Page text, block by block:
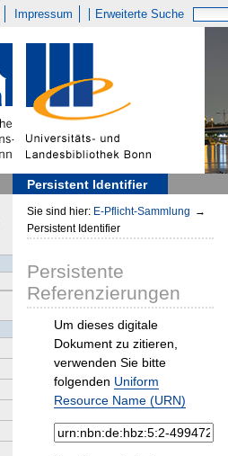
Impressum Erweiterte Suche
Persistent Identifier
Sie sind hier: E-Pflicht-Sammlung →
Persistent Identifier
Persistente
Referenzierungen
Um dieses digitale
Dokument zu zitieren,
verwenden Sie bitte
folgenden Uniform
Resource Name (URN)